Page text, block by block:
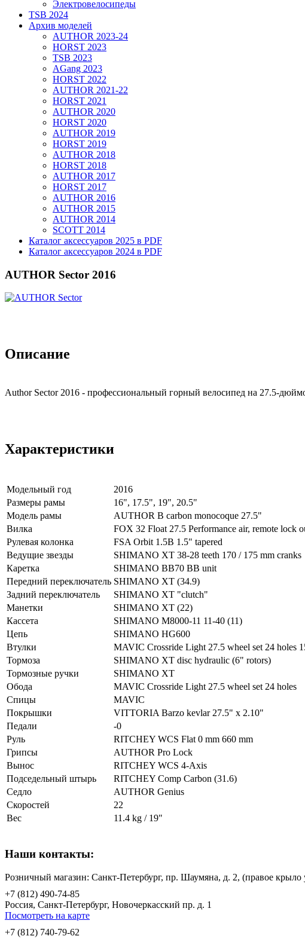
Электровелосипеды
TSB 2024
Архив моделей
AUTHOR 2023-24
HORST 2023
TSB 2023
AGang 2023
HORST 2022
AUTHOR 2021-22
HORST 2021
AUTHOR 2020
HORST 2020
AUTHOR 2019
HORST 2019
AUTHOR 2018
HORST 2018
AUTHOR 2017
HORST 2017
AUTHOR 2016
AUTHOR 2015
AUTHOR 2014
SCOTT 2014
Каталог аксессуаров 2025 в PDF
Каталог аксессуаров 2024 в PDF
AUTHOR Sector 2016
Описание
Author Sector 2016 - профессиональный горный велосипед на 27.5-
Характеристики
Модельный год
2016
Размеры рамы
16", 17.5", 19", 20.5"
Модель рамы
AUTHOR B carbon monocoque 27.5"
Вилка
FOX 32 Float 27.5 Performance air, remote lock
Рулевая колонка
FSA Orbit 1.5B 1.5" tapered
Ведущие звезды
SHIMANO XT 38-28 teeth 170 / 175 mm cranks
Каретка
SHIMANO BB70 BB unit
Передний переключатель SHIMANO XT (34.9)
Задний переключатель
SHIMANO XT "clutch"
Манетки
SHIMANO XT (22)
Кассета
SHIMANO M8000-11 11-40 (11)
Цепь
SHIMANO HG600
Втулки
MAVIC Crossride Light 27.5 wheel set 24 holes
Тормоза
SHIMANO XT disc hydraulic (6" rotors)
Тормозные ручки
SHIMANO XT
Обода
MAVIC Crossride Light 27.5 wheel set 24 holes
Спицы
MAVIC
Покрышки
VITTORIA Barzo kevlar 27.5" x 2.10"
Педали
-0
Руль
RITCHEY WCS Flat 0 mm 660 mm
Грипсы
AUTHOR Pro Lock
Вынос
RITCHEY WCS 4-Axis
Подседельный штырь
RITCHEY Comp Carbon (31.6)
Седло
AUTHOR Genius
Скоростей
22
Вес
11.4 kg / 19"
Наши контакты:
Розничный магазин: Санкт-Петербург, пр. Шаумяна, д. 2, (правое
+7 (812) 490-74-85
Россия, Санкт-Петербург, Новочеркасский пр. д. 1
Посмотреть на карте
+7 (812) 740-79-62